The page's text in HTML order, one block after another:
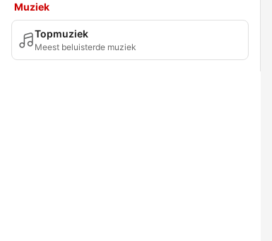
Muziek
Topmuziek
Meest beluisterde muziek